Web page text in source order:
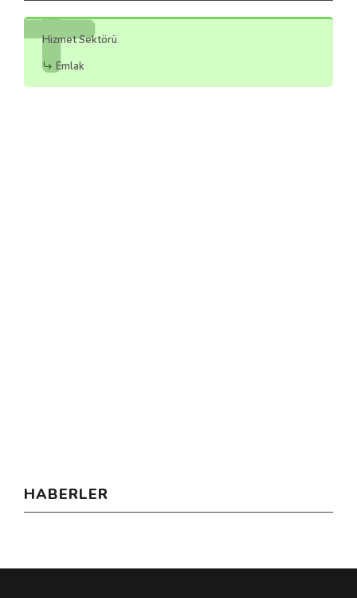
Hizmet Sektörü
Emlak
HABERLER